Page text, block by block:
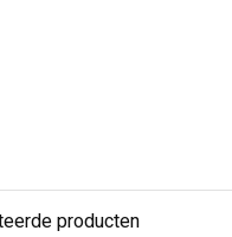
producten